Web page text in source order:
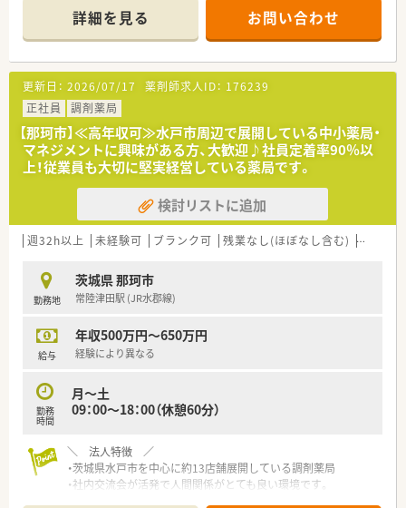
頑張り次第で高給与も可能！
■経験や勤務コースによりますが、経験の少ない方でも500万前
半スタートと業界TOP水準！
■職種や職域に合わせ、豊富な社内研修や外部組織と連携した研
修を用意されています
■薬剤師が中心の会社だからこそ活躍できるキャリアパスが多
種多様に用意されています。
■店舗拡大に伴い、エリアマネジャーや営業部長等のマネジメン
トのポジションも増えます。
■在宅や教育等の専門性を活かせるスペシャリストを目指すこ
とも可能です。
■その他にも、管理部門や商品部門等の本社スタッフなど活動領
域は多種多様です。
■在宅実施店舗は年々増加しており、在宅医療へもしっかりと関
わる事ができます。
時短勤務ができるよう変更予定です。
■年間休日が120日とワークライフバランスが整っています
■日用品から常備薬まで、従業員割引制度など嬉しいメリットも
詳細を見る お問い合わせ
更新日： 2026/07/17 薬剤師求人ID： 176239
正社員
調剤薬局
【那珂市】≪高年収可≫水戸市周辺で展開している中小薬局・
マネジメントに興味がある方、大歓迎♪社員定着率90％以
上！従業員も大切に堅実経営している薬局です。
検討リストに追加
週32h以上 未経験可 ブランク可 残業なし(ほぼなし含む) 転勤な
勤務地
茨城県 那珂市
常陸津田駅 (JR水郡線)
給与
年収500万円～650万円
経験により異なる
勤務
時間
月～土
09：00～18：00（休憩60分）
＼ 法人特徴 ／
・茨城県水戸市を中心に約13店舗展開している調剤薬局
・社内交流会が活発で人間関係がとても良い環境です。